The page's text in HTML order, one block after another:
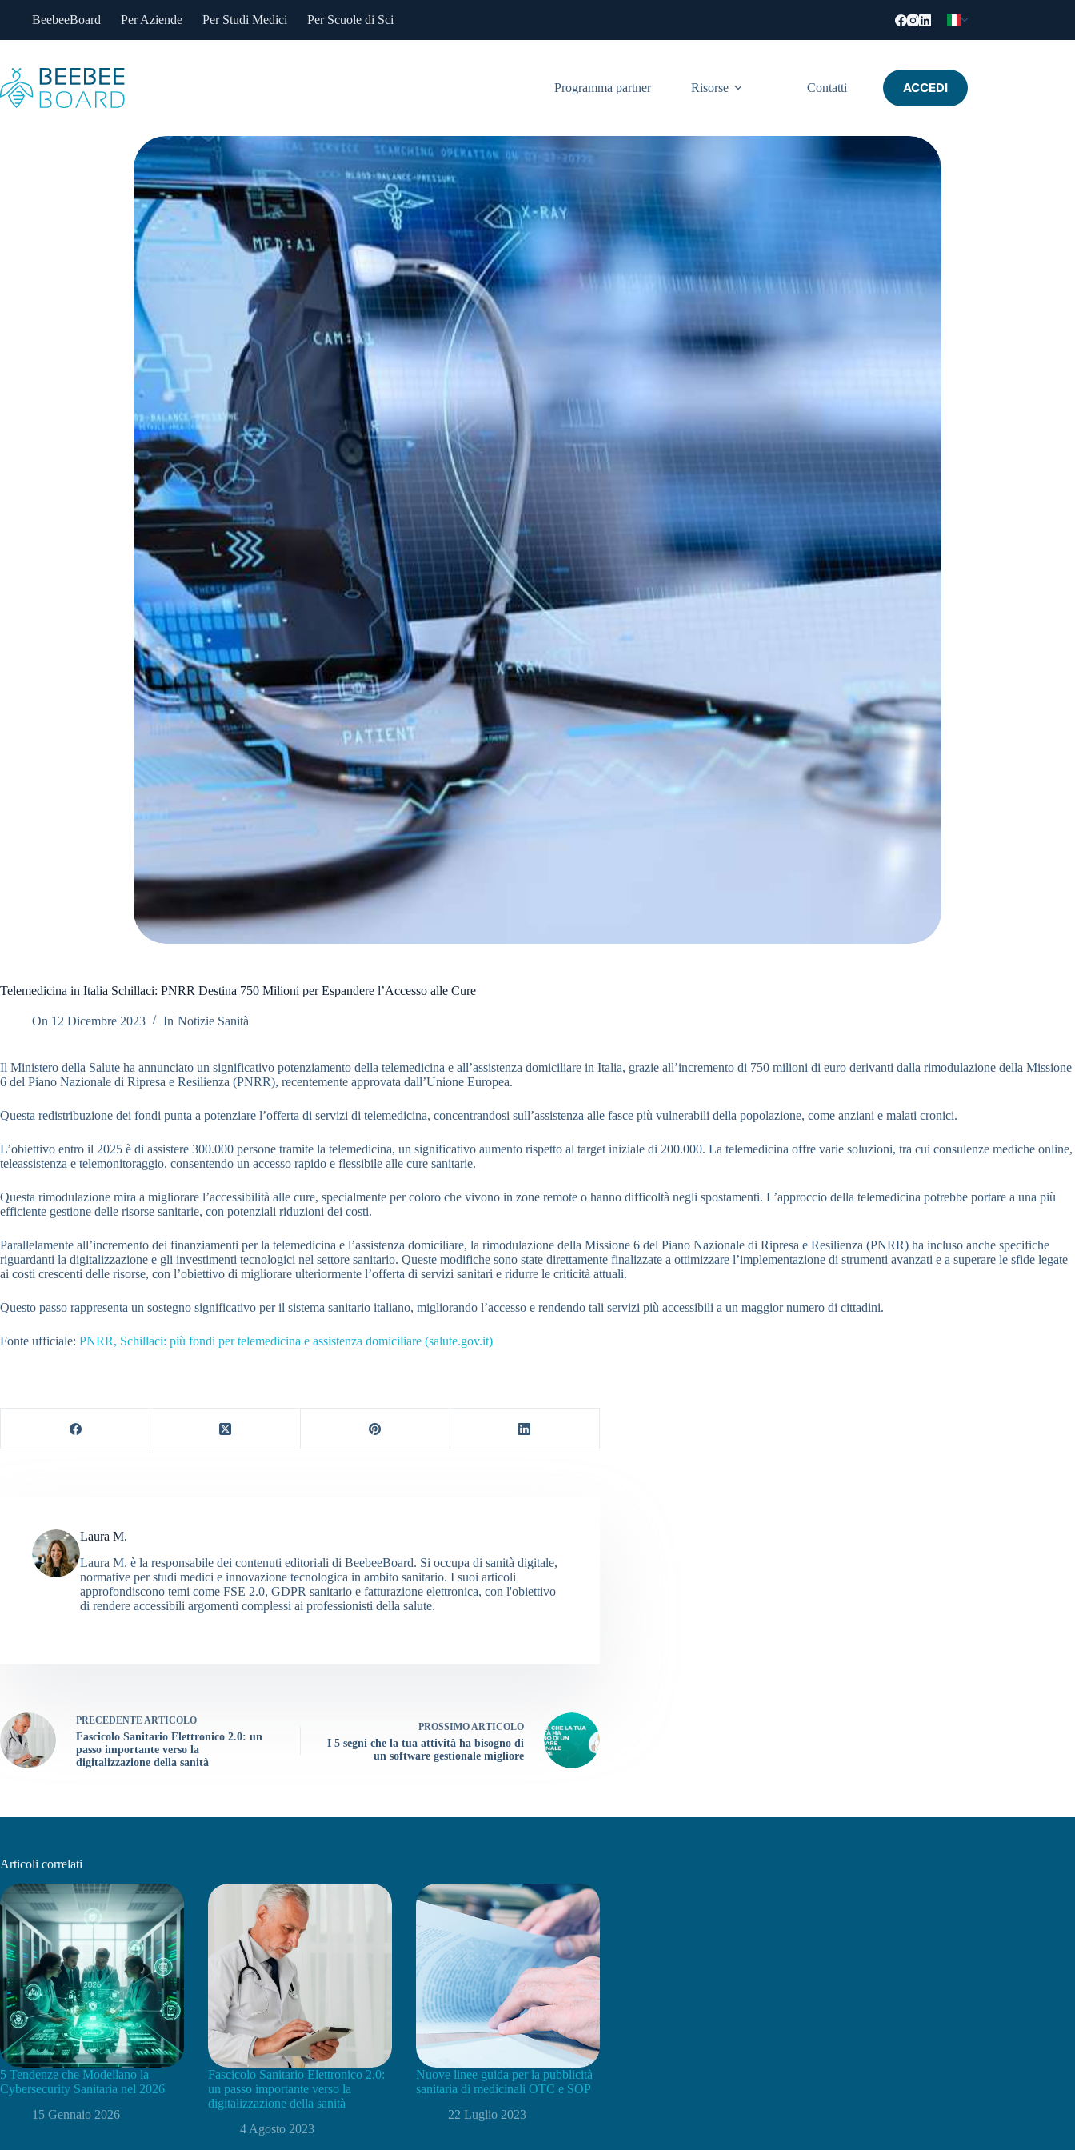
BeebeeBoard Per Aziende Per Studi Medici Per Scuole di Sci
Programma partner Risorse Contatti ACCEDI
Telemedicina in Italia Schillaci: PNRR Destina 750 Milioni per Espandere l’Accesso alle Cure
On 12 Dicembre 2023 In Notizie Sanità
Il Ministero della Salute ha annunciato un significativo potenziamento della telemedicina e all’assistenza domiciliare in Italia, grazie all’incremento di 750 milioni di euro derivanti dalla rimodulazione della Missione
6 del Piano Nazionale di Ripresa e Resilienza (PNRR), recentemente approvata dall’Unione Europea.
Questa redistribuzione dei fondi punta a potenziare l’offerta di servizi di telemedicina, concentrandosi sull’assistenza alle fasce più vulnerabili della popolazione, come anziani e malati cronici.
L’obiettivo entro il 2025 è di assistere 300.000 persone tramite la telemedicina, un significativo aumento rispetto al target iniziale di 200.000. La telemedicina offre varie soluzioni, tra cui consulenze mediche online,
teleassistenza e telemonitoraggio, consentendo un accesso rapido e flessibile alle cure sanitarie.
Questa rimodulazione mira a migliorare l’accessibilità alle cure, specialmente per coloro che vivono in zone remote o hanno difficoltà negli spostamenti. L’approccio della telemedicina potrebbe portare a una più
efficiente gestione delle risorse sanitarie, con potenziali riduzioni dei costi.
Parallelamente all’incremento dei finanziamenti per la telemedicina e l’assistenza domiciliare, la rimodulazione della Missione 6 del Piano Nazionale di Ripresa e Resilienza (PNRR) ha incluso anche specifiche
riguardanti la digitalizzazione e gli investimenti tecnologici nel settore sanitario. Queste modifiche sono state direttamente finalizzate a ottimizzare l’implementazione di strumenti avanzati e a superare le sfide legate
ai costi crescenti delle risorse, con l’obiettivo di migliorare ulteriormente l’offerta di servizi sanitari e ridurre le criticità attuali.
Questo passo rappresenta un sostegno significativo per il sistema sanitario italiano, migliorando l’accesso e rendendo tali servizi più accessibili a un maggior numero di cittadini.
Fonte ufficiale: PNRR, Schillaci: più fondi per telemedicina e assistenza domiciliare (salute.gov.it)
Laura M.
Laura M. è la responsabile dei contenuti editoriali di BeebeeBoard. Si occupa di sanità digitale,
normative per studi medici e innovazione tecnologica in ambito sanitario. I suoi articoli
approfondiscono temi come FSE 2.0, GDPR sanitario e fatturazione elettronica, con l'obiettivo
di rendere accessibili argomenti complessi ai professionisti della salute.
PRECEDENTE ARTICOLO
Fascicolo Sanitario Elettronico 2.0: un
passo importante verso la
digitalizzazione della sanità
PROSSIMO ARTICOLO
I 5 segni che la tua attività ha bisogno di
un software gestionale migliore
Articoli correlati
5 Tendenze che Modellano la
Cybersecurity Sanitaria nel 2026
15 Gennaio 2026
Fascicolo Sanitario Elettronico 2.0:
un passo importante verso la
digitalizzazione della sanità
4 Agosto 2023
Nuove linee guida per la pubblicità
sanitaria di medicinali OTC e SOP
22 Luglio 2023